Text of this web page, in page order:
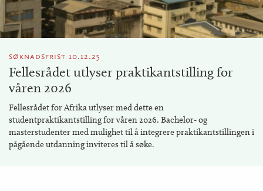
søknadsfrist 10.12.25
Fellesrådet utlyser praktikantstilling for
våren 2026
Fellesrådet for Afrika utlyser med dette en
studentpraktikantstilling for våren 2026. Bachelor- og
masterstudenter med mulighet til å integrere praktikantstillingen i
pågående utdanning inviteres til å søke.